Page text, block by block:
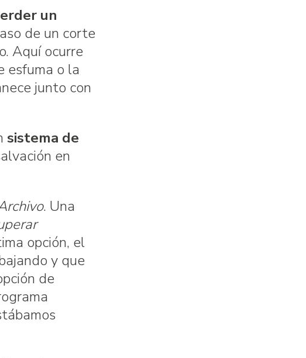
un
de un corte
Aquí ocurre
esfuma o la
junto con
sistema de
en
. Una
opción, el
y que
de